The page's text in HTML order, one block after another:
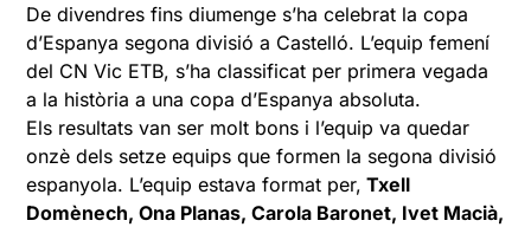
De divendres fins diumenge s’ha celebrat la copa
d’Espanya segona divisió a Castelló. L’equip femení
del CN Vic ETB, s’ha classificat per primera vegada
a la història a una copa d’Espanya absoluta.
Els resultats van ser molt bons i l’equip va quedar
onzè dels setze equips que formen la segona divisió
espanyola. L’equip estava format per, Txell
Domènech, Ona Planas, Carola Baronet, Ivet Macià,